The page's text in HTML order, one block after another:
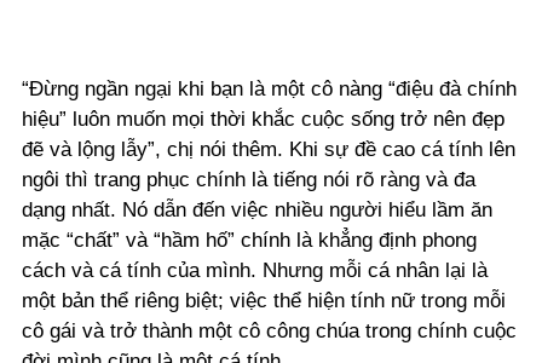
“Đừng ngần ngại khi bạn là một cô nàng “điệu đà chính
hiệu” luôn muốn mọi thời khắc cuộc sống trở nên đẹp
đẽ và lộng lẫy”, chị nói thêm. Khi sự đề cao cá tính lên
ngôi thì trang phục chính là tiếng nói rõ ràng và đa
dạng nhất. Nó dẫn đến việc nhiều người hiểu lầm ăn
mặc “chất” và “hầm hố” chính là khẳng định phong
cách và cá tính của mình. Nhưng mỗi cá nhân lại là
một bản thể riêng biệt; việc thể hiện tính nữ trong mỗi
cô gái và trở thành một cô công chúa trong chính cuộc